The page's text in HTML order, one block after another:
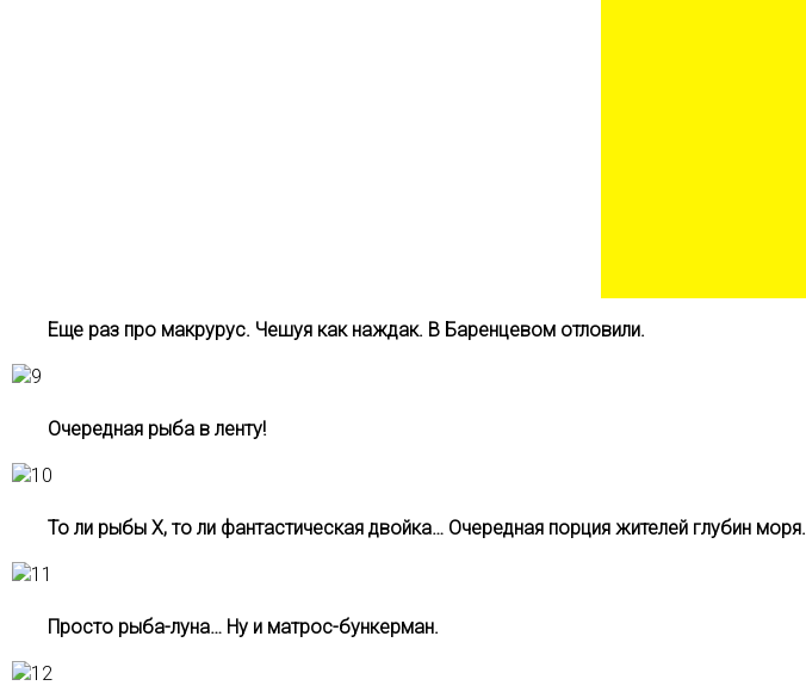
Еще раз про макрурус. Чешуя как наждак. В Баренцевом отловили.
Очередная рыба в ленту!
То ли рыбы Х, то ли фантастическая двойка… Очередная порция жителей глубин моря.
Просто рыба-луна… Ну и матрос-бункерман.